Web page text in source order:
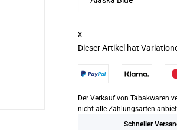
x
Dieser Artikel hat
Der Verkauf von Tabakwaren
nicht alle Zahlungsarten
Schneller